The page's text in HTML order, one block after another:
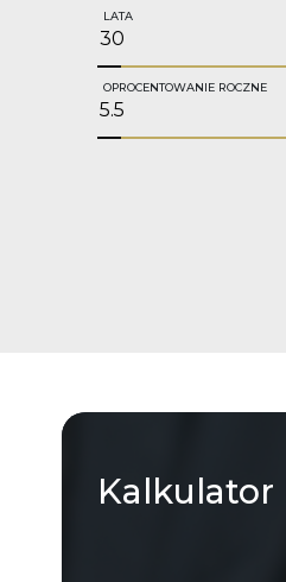
LATA
OPROCENTOWANIE ROCZNE
Kalkulator